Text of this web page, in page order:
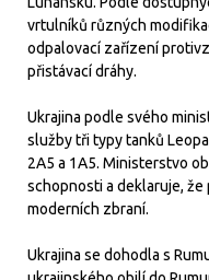
vrtulníků různých
odpalovací zařízení
přistávací dráhy.
Ukrajina podle svého
služby tři typy tanků
2A5 a 1A5. Ministerstvo
schopnosti a deklaruje,
moderních zbraní.
Ukrajina se dohodla s